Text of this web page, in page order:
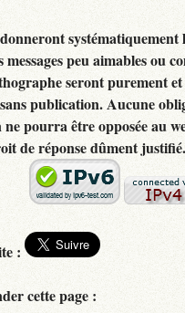
systématiquement
messages peu aimables ou
seront purement
publication. Aucune
pourra être opposée au
de réponse dûment justifié.
:
cette page :